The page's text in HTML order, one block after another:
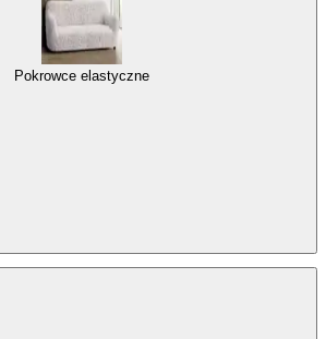
Pokrowce elastyczne